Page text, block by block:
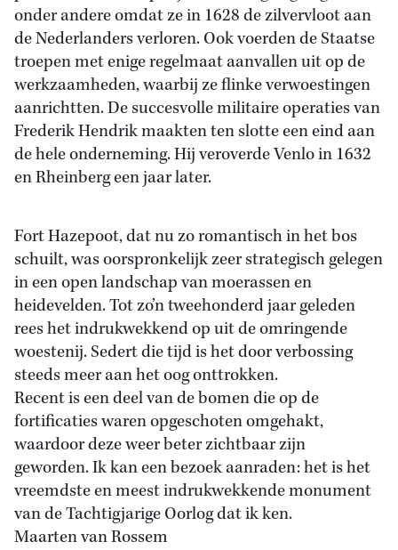
onder andere omdat ze in 1628 de zilvervloot aan
de Nederlanders verloren. Ook voerden de Staatse
troepen met enige regelmaat aanvallen uit op de
werkzaamheden, waarbij ze flinke verwoestingen
aanrichtten. De succesvolle militaire operaties van
Frederik Hendrik maakten ten slotte een eind aan
de hele onderneming. Hij veroverde Venlo in 1632
en Rheinberg een jaar later.
Fort Hazepoot, dat nu zo romantisch in het bos
schuilt, was oorspronkelijk zeer strategisch gelegen
in een open landschap van moerassen en
heidevelden. Tot zo’n tweehonderd jaar geleden
rees het indrukwekkend op uit de omringende
woestenij. Sedert die tijd is het door verbossing
steeds meer aan het oog onttrokken.
Recent is een deel van de bomen die op de
fortificaties waren opgeschoten omgehakt,
waardoor deze weer beter zichtbaar zijn
geworden. Ik kan een bezoek aanraden: het is het
vreemdste en meest indrukwekkende monument
van de Tachtigjarige Oorlog dat ik ken.
Maarten van Rossem